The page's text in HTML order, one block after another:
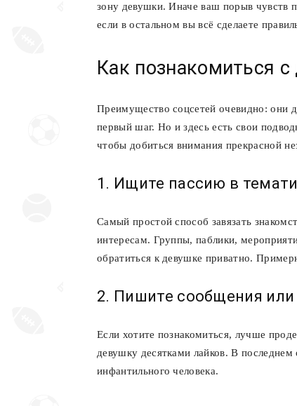
зону девушки. Иначе ваш порыв чувств
если в остальном вы всё сделаете
Как познакомиться
Преимущество соцсетей очевидно:
первый шаг. Но и здесь есть свои
чтобы добиться внимания прекрасной
1. Ищите пассию в
Самый простой способ завязать
интересам. Группы, паблики,
обратиться к девушке приватно.
2. Пишите сообщения
Если хотите познакомиться, лучше
девушку десятками лайков. В последнем
инфантильного человека.